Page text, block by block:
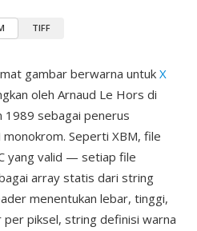
TIFF
gambar berwarna untuk X
oleh Arnaud Le Hors di
1989 sebagai penerus
Seperti XBM, file
yang valid — setiap file
array statis dari string
menentukan lebar, tinggi,
per piksel, string definisi warna